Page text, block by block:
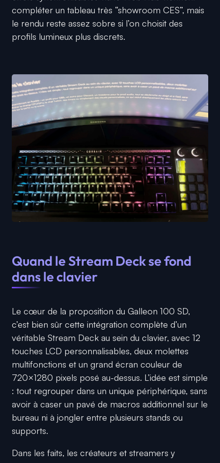
compléter un tableau très “showroom CES”, mais
le rendu reste assez sobre si l’on choisit des
profils lumineux plus discrets.
Quand le Stream Deck se fond
dans le clavier
Le cœur de la proposition du Galleon 100 SD,
c’est bien sûr cette intégration complète d’un
véritable Stream Deck au sein du clavier, avec 12
touches LCD personnalisables, deux molettes
multifonctions et un grand écran couleur de
720×1280 pixels posé au-dessus. L’idée est simple
: tout regrouper dans un unique périphérique, sans
avoir à caser un pavé de macros additionnel sur le
bureau ni à jongler entre plusieurs stands ou
supports.
Dans les faits, les créateurs et streamers y